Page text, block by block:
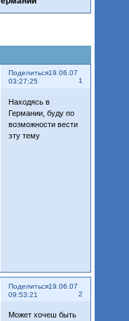
Поделиться
1
19.06.07
03:27:25
Находясь в
Германии, буду по
возможности вести
эту тему
Поделиться
2
19.06.07
09:53:21
Может хочеш быть